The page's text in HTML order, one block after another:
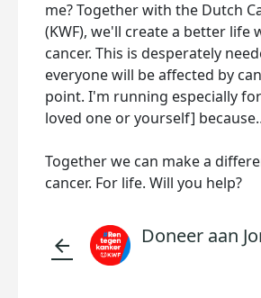
me? Together with the Dutch
(KWF), we'll create a better life
cancer. This is desperately
everyone will be affected by
point. I'm running especially
loved one or yourself]
Together we can make a
cancer. For life. Will you help?
arrow_back Doneer aan